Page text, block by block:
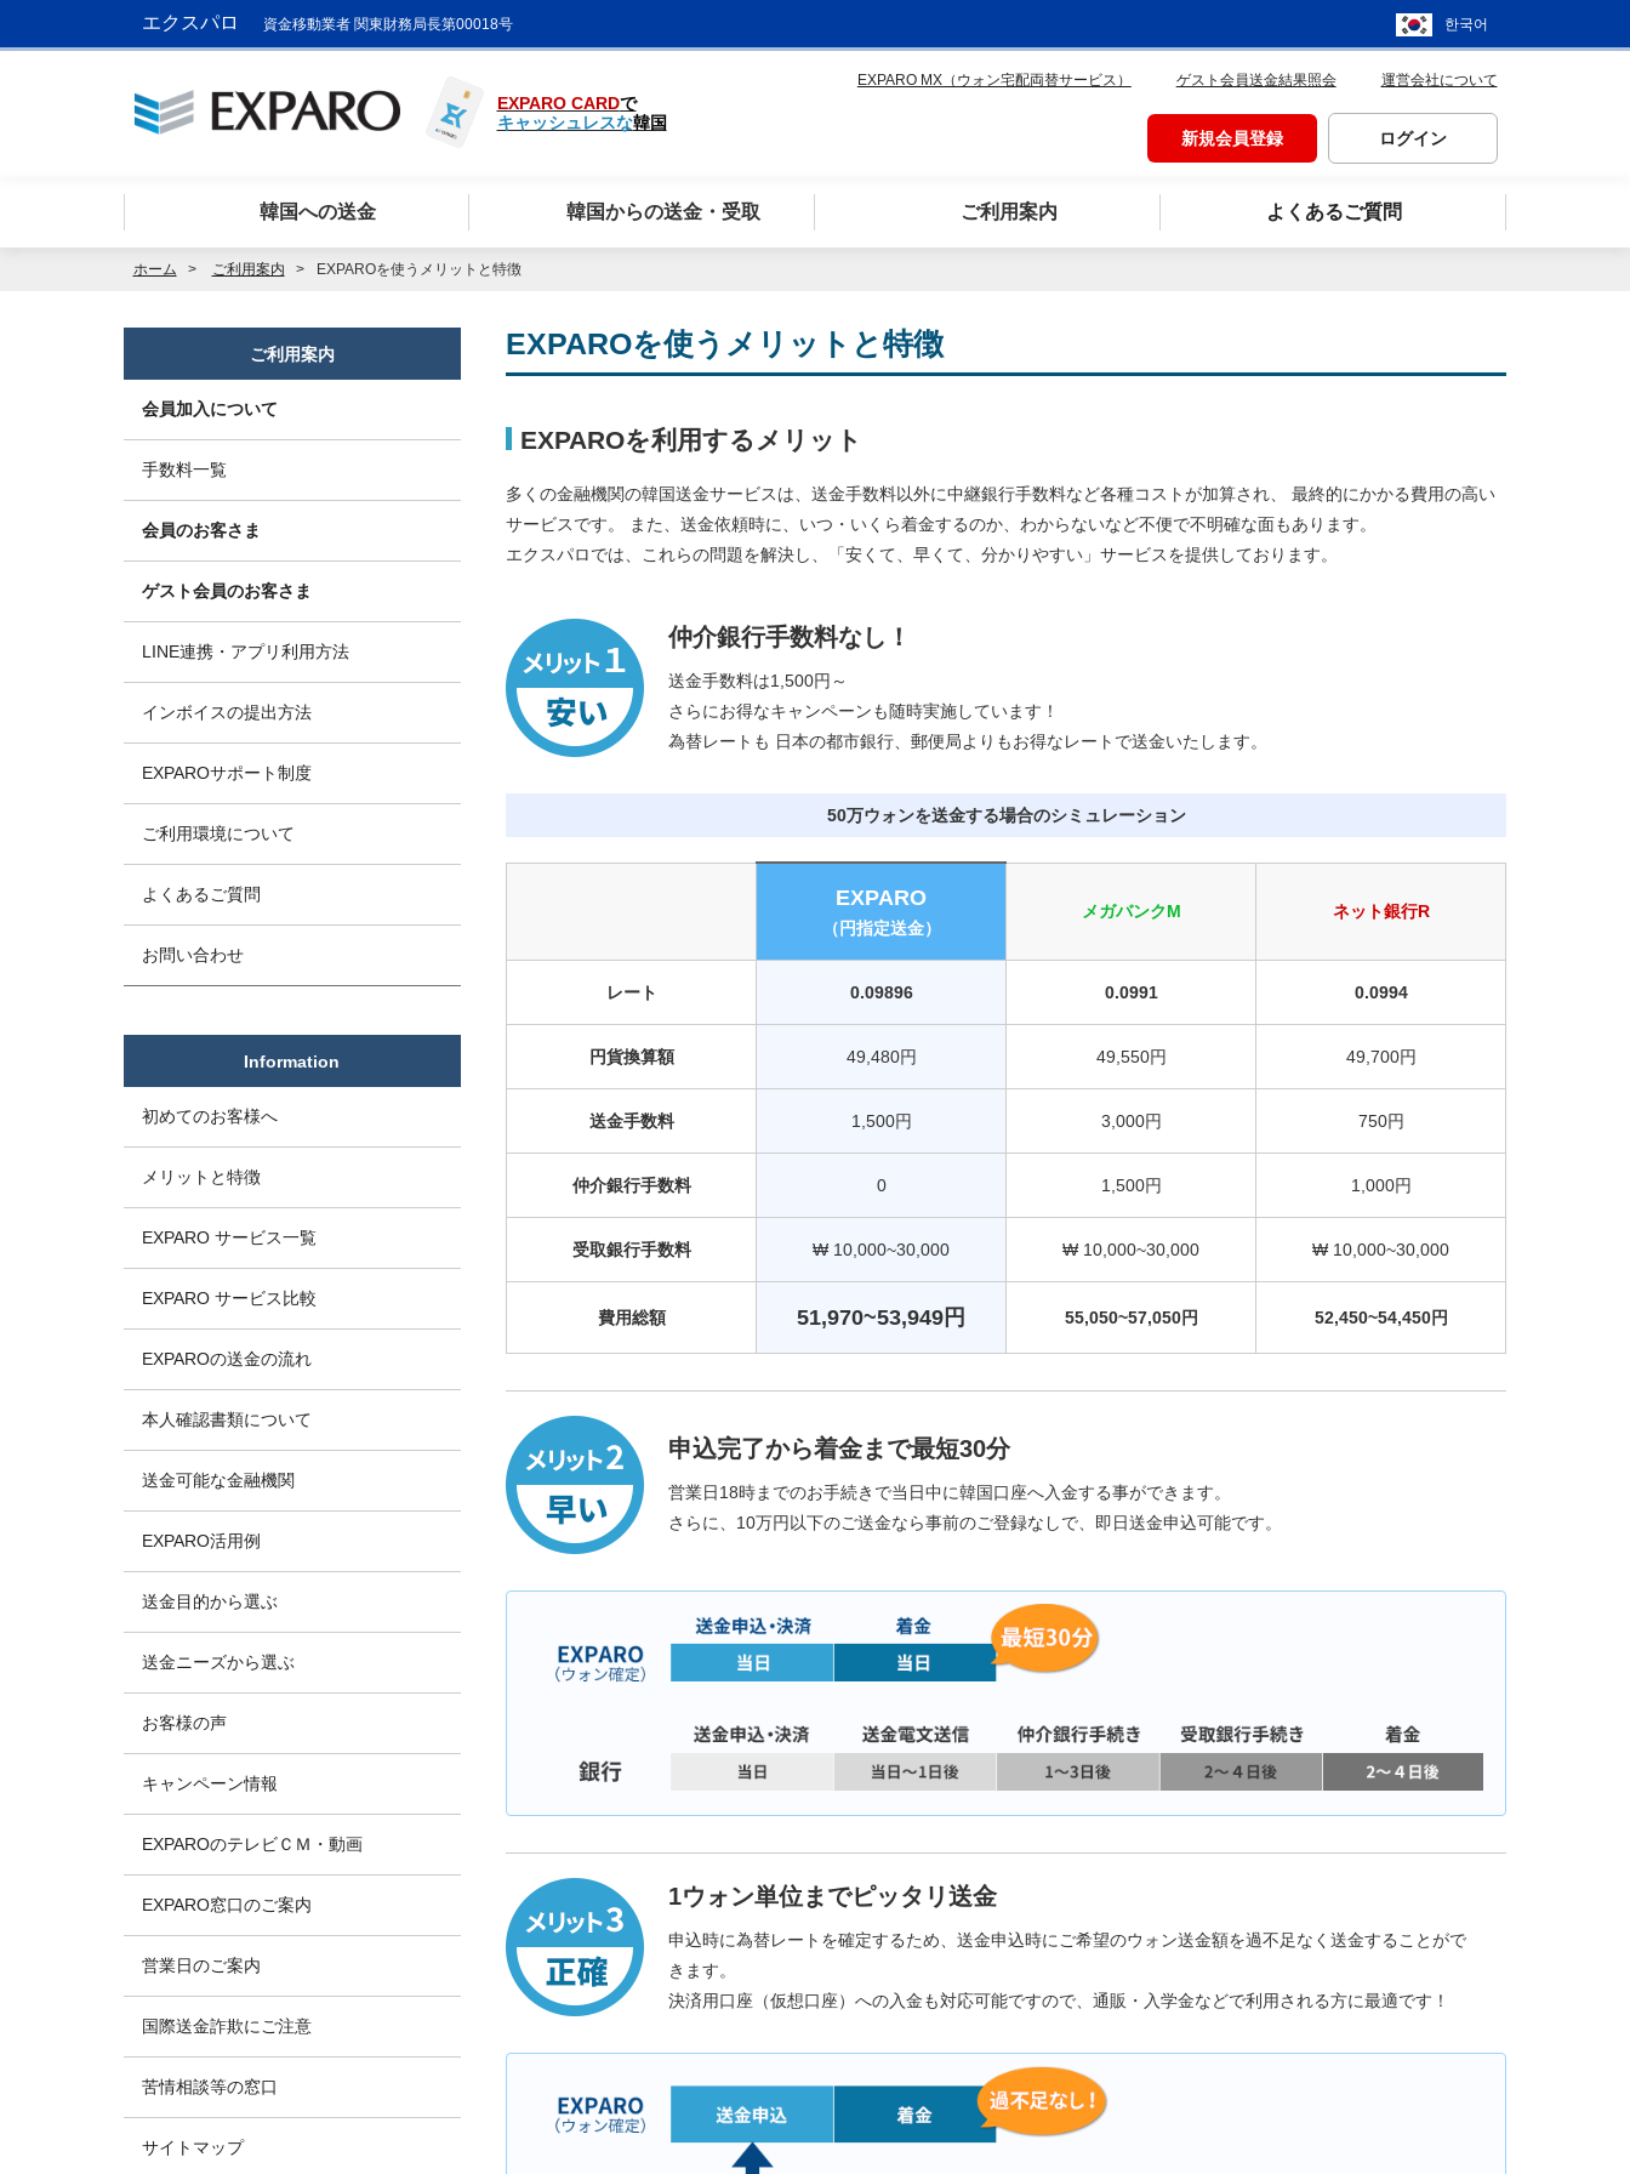
エクスパロ 資金移動業者 関東財務局長第00018号 한국어
EXPARO CARDで
キャッシュレスな韓国
EXPARO MX（ウォン宅配両替サービス） ゲスト会員送金結果照会 運営会社について
新規会員登録 ログイン
韓国への送金 韓国からの送金・受取 ご利用案内 よくあるご質問
ホーム ご利用案内 EXPAROを使うメリットと特徴
EXPAROを使うメリットと特徴
EXPAROを利用するメリット
多くの金融機関の韓国送金サービスは、送金手数料以外に中継銀行手数料など各種コストが加算され、 最終的にかかる費用の高い
サービスです。 また、送金依頼時に、いつ・いくら着金するのか、わからないなど不便で不明確な面もあります。
エクスパロでは、これらの問題を解決し、「安くて、早くて、分かりやすい」サービスを提供しております。
仲介銀行手数料なし！
送金手数料は1,500円～
さらにお得なキャンペーンも随時実施しています！
為替レートも 日本の都市銀行、郵便局よりもお得なレートで送金いたします。
50万ウォンを送金する場合のシミュレーション
EXPARO
（円指定送金）
メガバンクM ネット銀行R
レート 0.09896 0.0991 0.0994
円貨換算額 49,480円 49,550円 49,700円
送金手数料 1,500円 3,000円 750円
仲介銀行手数料 0 1,500円 1,000円
受取銀行手数料 ₩ 10,000~30,000 ₩ 10,000~30,000 ₩ 10,000~30,000
費用総額 51,970~53,949円 55,050~57,050円 52,450~54,450円
申込完了から着金まで最短30分
営業日18時までのお手続きで当日中に韓国口座へ入金する事ができます。
さらに、10万円以下のご送金なら事前のご登録なしで、即日送金申込可能です。
1ウォン単位までピッタリ送金
申込時に為替レートを確定するため、送金申込時にご希望のウォン送金額を過不足なく送金することがで
きます。
決済用口座（仮想口座）への入金も対応可能ですので、通販・入学金などで利用される方に最適です！
ご利用案内
会員加入について
手数料一覧
会員のお客さま
ゲスト会員のお客さま
LINE連携・アプリ利用方法
インボイスの提出方法
EXPAROサポート制度
ご利用環境について
よくあるご質問
お問い合わせ
Information
初めてのお客様へ
メリットと特徴
EXPARO サービス一覧
EXPARO サービス比較
EXPAROの送金の流れ
本人確認書類について
送金可能な金融機関
EXPARO活用例
送金目的から選ぶ
送金ニーズから選ぶ
お客様の声
キャンペーン情報
EXPAROのテレビＣＭ・動画
EXPARO窓口のご案内
営業日のご案内
国際送金詐欺にご注意
苦情相談等の窓口
サイトマップ